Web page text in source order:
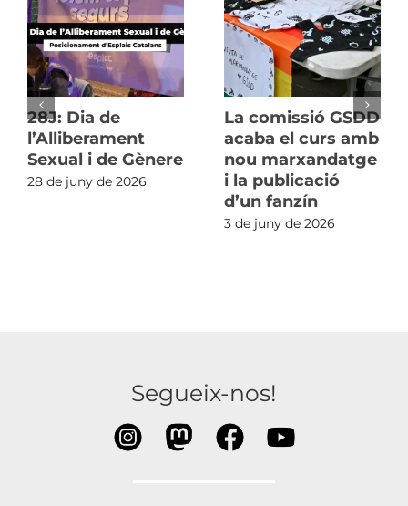
28J: Dia de
l’Alliberament
Sexual i de Gènere
28 de juny de 2026
La comissió GSDD
acaba el curs amb
nou marxandatge
i la publicació
d’un fanzín
3 de juny de 2026
Segueix-nos!